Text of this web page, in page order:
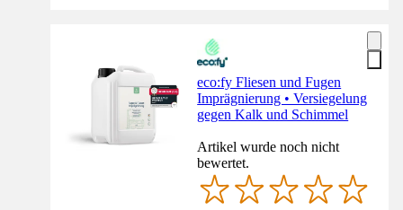
eco:fy Fliesen und Fugen
Imprägnierung • Versiegelung
gegen Kalk und Schimmel
Artikel wurde noch nicht
bewertet.